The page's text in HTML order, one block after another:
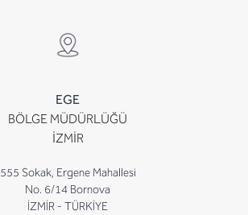
EGE
BÖLGE MÜDÜRLÜĞÜ
İZMİR
555 Sokak, Ergene Mahallesi
No. 6/14 Bornova
İZMİR - TÜRKİYE